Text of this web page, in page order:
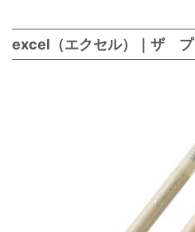
excel（エクセル）｜ザ プ